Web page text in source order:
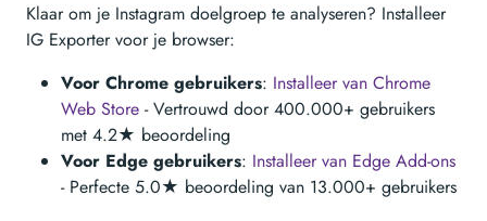
Klaar om je Instagram doelgroep te analyseren? Installeer
IG Exporter voor je browser:
Voor Chrome gebruikers: Installeer van Chrome
Web Store - Vertrouwd door 400.000+ gebruikers
met 4.2★ beoordeling
Voor Edge gebruikers: Installeer van Edge Add-ons
- Perfecte 5.0★ beoordeling van 13.000+ gebruikers